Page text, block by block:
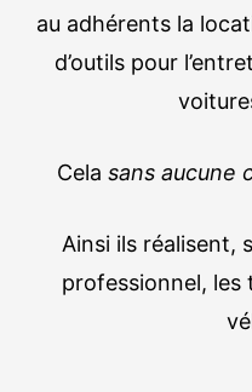
au adhérents la
d’outils pour
Cela sans aucune
Ainsi ils réalisent,
professionnel, les